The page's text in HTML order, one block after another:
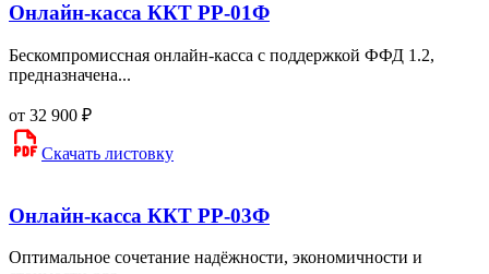
Онлайн-касса ККТ РР-01Ф
Бескомпромиссная онлайн-касса с поддержкой ФФД 1.2,
предназначена...
от 32 900 ₽
Скачать листовку
Онлайн-касса ККТ РР-03Ф
Оптимальное сочетание надёжности, экономичности и